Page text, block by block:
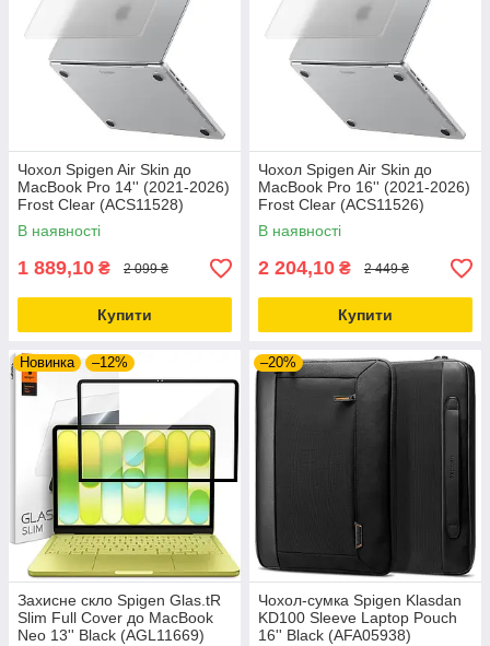
Чохол Spigen Air Skin до
MacBook Pro 14'' (2021-2026)
Frost Clear (ACS11528)
В наявності
1 889,10 ₴ 2 099 ₴
Купити
Чохол Spigen Air Skin до
MacBook Pro 16'' (2021-2026)
Frost Clear (ACS11526)
В наявності
2 204,10 ₴ 2 449 ₴
Купити
Новинка –12%
Захисне скло Spigen Glas.tR
Slim Full Cover до MacBook
Neo 13'' Black (AGL11669)
–20%
Чохол-сумка Spigen Klasdan
KD100 Sleeve Laptop Pouch
16'' Black (AFA05938)